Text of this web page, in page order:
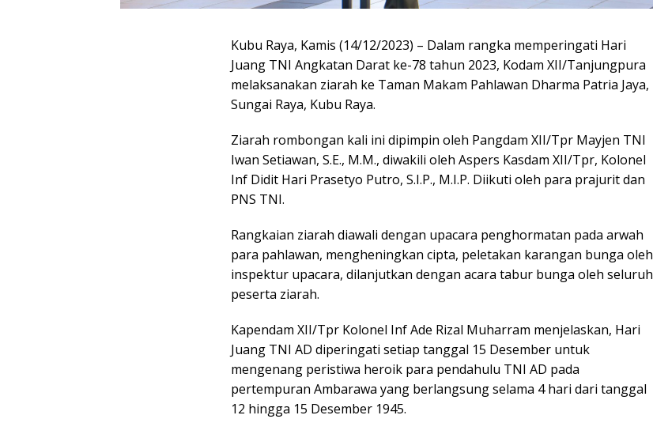
Kubu Raya, Kamis (14/12/2023) – Dalam rangka memperingati Hari
Juang TNI Angkatan Darat ke-78 tahun 2023, Kodam XII/Tanjungpura
melaksanakan ziarah ke Taman Makam Pahlawan Dharma Patria Jaya,
Sungai Raya, Kubu Raya.
Ziarah rombongan kali ini dipimpin oleh Pangdam XII/Tpr Mayjen TNI
Iwan Setiawan, S.E., M.M., diwakili oleh Aspers Kasdam XII/Tpr, Kolonel
Inf Didit Hari Prasetyo Putro, S.I.P., M.I.P. Diikuti oleh para prajurit dan
PNS TNI.
Rangkaian ziarah diawali dengan upacara penghormatan pada arwah
para pahlawan, mengheningkan cipta, peletakan karangan bunga oleh
inspektur upacara, dilanjutkan dengan acara tabur bunga oleh seluruh
peserta ziarah.
Kapendam XII/Tpr Kolonel Inf Ade Rizal Muharram menjelaskan, Hari
Juang TNI AD diperingati setiap tanggal 15 Desember untuk
mengenang peristiwa heroik para pendahulu TNI AD pada
pertempuran Ambarawa yang berlangsung selama 4 hari dari tanggal
12 hingga 15 Desember 1945.